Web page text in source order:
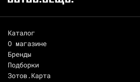
Каталог
О магазине
Бренды
Подборки
Зотов.Карта